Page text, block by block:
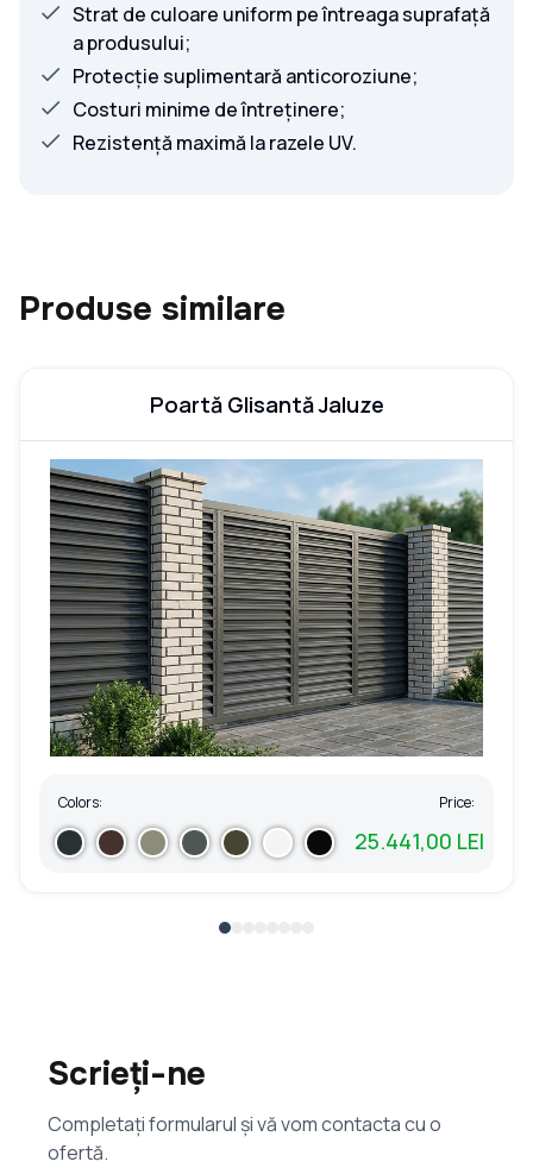
Strat de culoare uniform pe întreaga suprafață
a produsului;
Protecție suplimentară anticoroziune;
Costuri minime de întreținere;
Rezistență maximă la razele UV.
Produse similare
Poartă Glisantă Jaluze
Colors: Price:
25.441,00 LEI
Scrieți-ne
Completați formularul și vă vom contacta cu o
ofertă.